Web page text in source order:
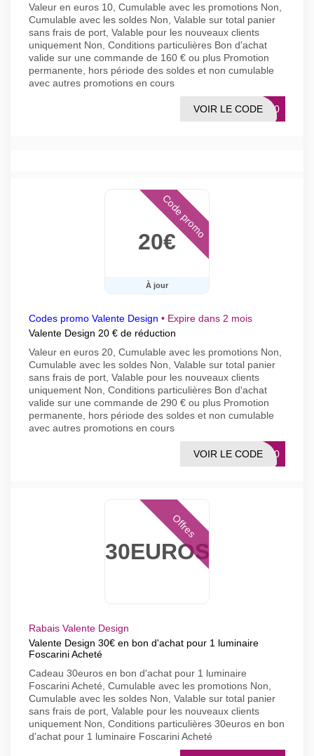
Valeur en euros 10, Cumulable avec les promotions Non,
Cumulable avec les soldes Non, Valable sur total panier
sans frais de port, Valable pour les nouveaux clients
uniquement Non, Conditions particulières Bon d'achat
valide sur une commande de 160 € ou plus Promotion
permanente, hors période des soldes et non cumulable
avec autres promotions en cours
BA10
VOIR LE CODE
20€
À jour
Code promo
Codes promo Valente Design • Expire dans 2 mois
Valente Design 20 € de réduction
Valeur en euros 20, Cumulable avec les promotions Non,
Cumulable avec les soldes Non, Valable sur total panier
sans frais de port, Valable pour les nouveaux clients
uniquement Non, Conditions particulières Bon d'achat
valide sur une commande de 290 € ou plus Promotion
permanente, hors période des soldes et non cumulable
avec autres promotions en cours
BA20
VOIR LE CODE
30EUROS
Offres
Rabais Valente Design
Valente Design 30€ en bon d'achat pour 1 luminaire
Foscarini Acheté
Cadeau 30euros en bon d'achat pour 1 luminaire
Foscarini Acheté, Cumulable avec les promotions Non,
Cumulable avec les soldes Non, Valable sur total panier
sans frais de port, Valable pour les nouveaux clients
uniquement Non, Conditions particulières 30euros en bon
d'achat pour 1 luminaire Foscarini Acheté